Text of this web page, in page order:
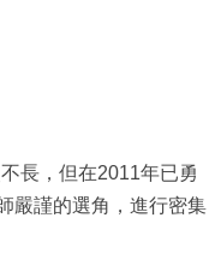
長，但在2011年已勇
嚴謹的選角，進行密集